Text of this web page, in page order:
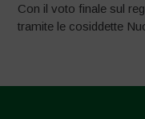
Con il voto finale sul
tramite le cosiddette